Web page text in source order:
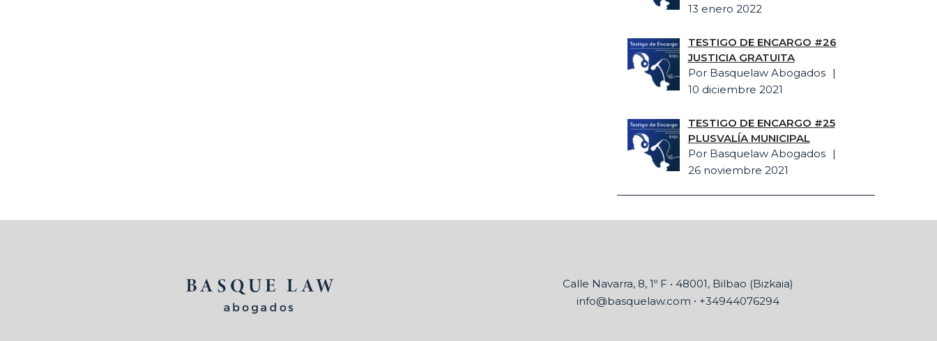
13 enero 2022
TESTIGO DE ENCARGO #26
JUSTICIA GRATUITA
Por Basquelaw Abogados
10 diciembre 2021
TESTIGO DE ENCARGO #25
PLUSVALÍA MUNICIPAL
Por Basquelaw Abogados
26 noviembre 2021
Calle Navarra, 8, 1º F • 48001, Bilbao (Bizkaia)
info@basquelaw.com • +34944076294